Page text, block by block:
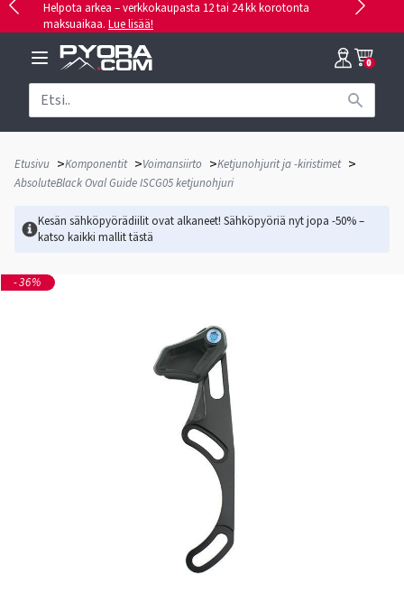
Helpota arkea – verkkokaupasta 12 tai 24 kk korotonta
maksuaikaa. Lue lisää!
0
Etusivu >Komponentit >Voimansiirto >Ketjunohjurit ja -kiristimet >
AbsoluteBlack Oval Guide ISCG05 ketjunohjuri
Kesän sähköpyörädiilit ovat alkaneet! Sähköpyöriä nyt jopa -50% –
katso kaikki mallittästä
-36%